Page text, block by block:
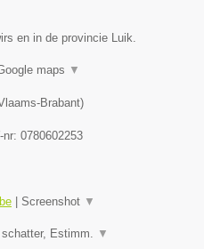
en in de provincie Luik.
maps ▼
Brabant)
nr: 0780602253
Screenshot ▼
Estimm. ▼